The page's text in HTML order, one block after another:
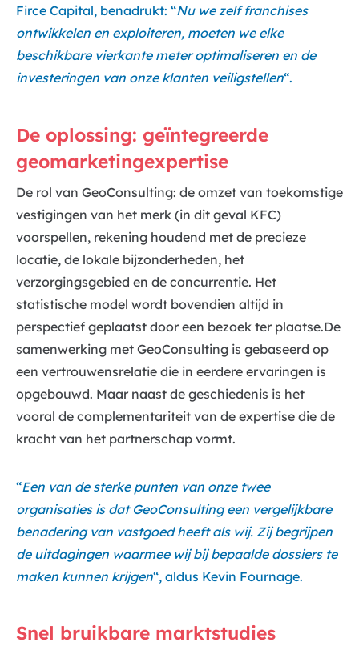
Firce Capital, benadrukt: “Nu we zelf franchises
ontwikkelen en exploiteren, moeten we elke
beschikbare vierkante meter optimaliseren en de
investeringen van onze klanten veiligstellen“.
De oplossing: geïntegreerde
geomarketingexpertise
De rol van GeoConsulting: de omzet van toekomstige
vestigingen van het merk (in dit geval KFC)
voorspellen, rekening houdend met de precieze
locatie, de lokale bijzonderheden, het
verzorgingsgebied en de concurrentie. Het
statistische model wordt bovendien altijd in
perspectief geplaatst door een bezoek ter plaatse.De
samenwerking met GeoConsulting is gebaseerd op
een vertrouwensrelatie die in eerdere ervaringen is
opgebouwd. Maar naast de geschiedenis is het
vooral de complementariteit van de expertise die de
kracht van het partnerschap vormt.
“Een van de sterke punten van onze twee
organisaties is dat GeoConsulting een vergelijkbare
benadering van vastgoed heeft als wij. Zij begrijpen
de uitdagingen waarmee wij bij bepaalde dossiers te
maken kunnen krijgen“, aldus Kevin Fournage.
Snel bruikbare marktstudies